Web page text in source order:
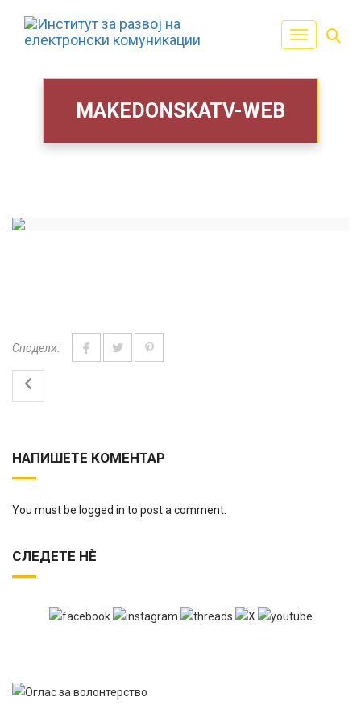
Toggle
MAKEDONSKATV-WEB
Сподели:
НАПИШЕТЕ КОМЕНТАР
You must be logged in to post a comment.
СЛЕДЕТЕ НЀ